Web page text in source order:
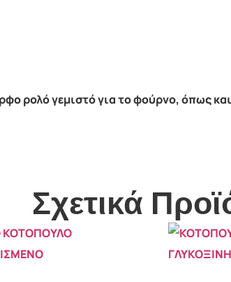
ρολό γεμιστό για το φούρνο, όπως
Σχετικά